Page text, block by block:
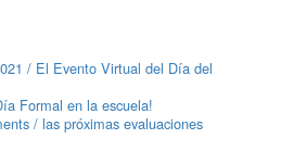
/ El Evento Virtual del Día del
Formal en la escuela!
/ las próximas evaluaciones